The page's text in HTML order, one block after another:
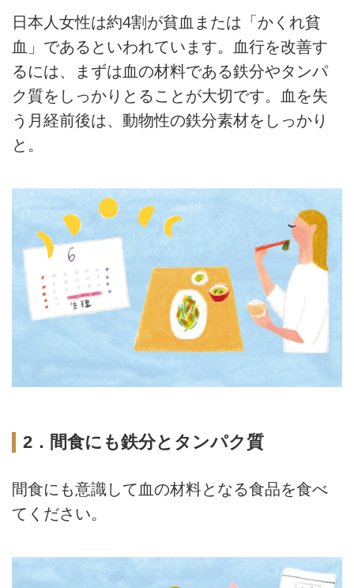
日本人女性は約4割が貧血または「かくれ貧
血」であるといわれています。血行を改善す
るには、まずは血の材料である鉄分やタンパ
ク質をしっかりとることが大切です。血を失
う月経前後は、動物性の鉄分素材をしっかり
と。
2．間食にも鉄分とタンパク質
間食にも意識して血の材料となる食品を食べ
てください。